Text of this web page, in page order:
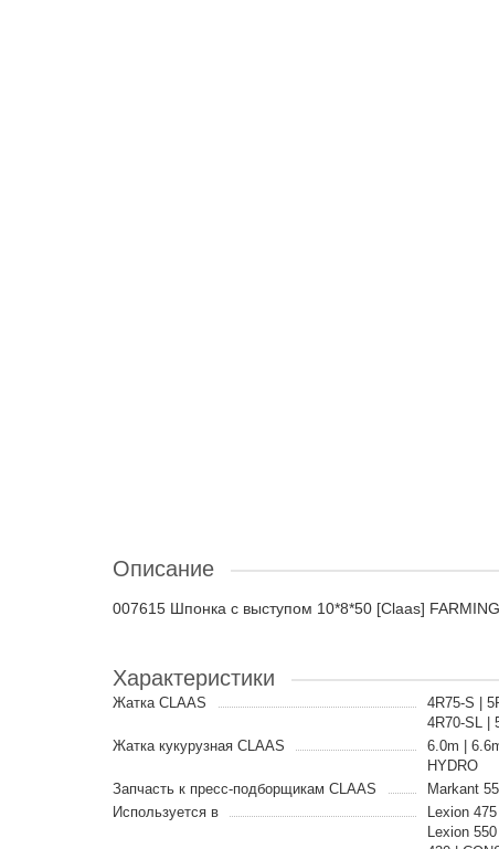
Описание
007615 Шпонка с выступом 10*8*50 [Claas]
Характеристики
Жатка CLAAS
4R75-S |
4R70-SL |
Жатка кукурузная CLAAS
6.0m |
HYDRO
Запчасть к пресс-подборщикам CLAAS
Markant
Используется в
Lexion
Lexion